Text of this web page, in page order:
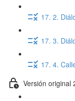
17. 2.
17. 3.
17. 4.
Versión original